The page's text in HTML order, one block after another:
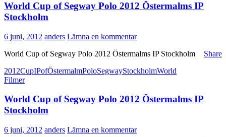
World Cup of Segway Polo 2012 Östermalms IP
Stockholm
6 juni, 2012 anders Lämna en kommentar
Share
World Cup of Segway Polo 2012 Östermalms IP Stockholm
2012CupIPofÖstermalmPoloSegwayStockholmWorld
Filmer
World Cup of Segway Polo 2012 Östermalms IP
Stockholm
6 juni, 2012 anders Lämna en kommentar